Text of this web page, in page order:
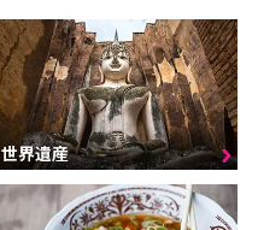
世界遺産